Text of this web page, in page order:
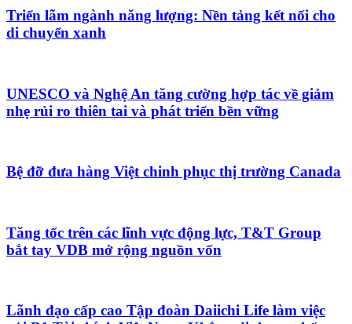
Triển lãm ngành năng lượng: Nền tảng kết nối cho
di chuyển xanh
UNESCO và Nghệ An tăng cường hợp tác về giảm
nhẹ rủi ro thiên tai và phát triển bền vững
Bệ đỡ đưa hàng Việt chinh phục thị trường Canada
Tăng tốc trên các lĩnh vực động lực, T&T Group
bắt tay VDB mở rộng nguồn vốn
Lãnh đạo cấp cao Tập đoàn Daiichi Life làm việc